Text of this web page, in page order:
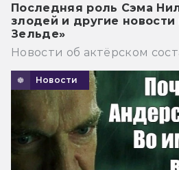
Последняя роль Сэма
злодей и другие
Зельде»
Новости об актёрском
Новости